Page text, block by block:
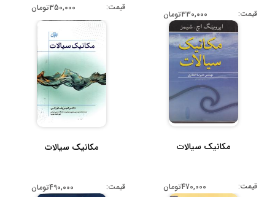
قیمت: 330,000تومان
قیمت: 350,000تومان
مکانیک سیالات
قیمت: 470,000تومان
مکانیک سیالات
قیمت: 490,000تومان